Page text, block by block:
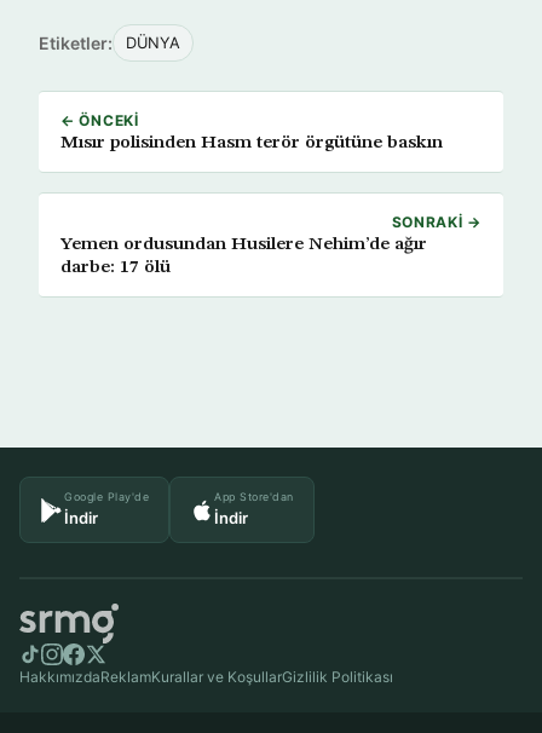
Etiketler: DÜNYA
← ÖNCEKI
Mısır polisinden Hasm terör örgütüne baskın
SONRAKI →
Yemen ordusundan Husilere Nehim’de ağır
darbe: 17 ölü
Google Play'de
İndir
App Store'dan
İndir
HakkımızdaReklamKurallar ve KoşullarGizlilik Politikası